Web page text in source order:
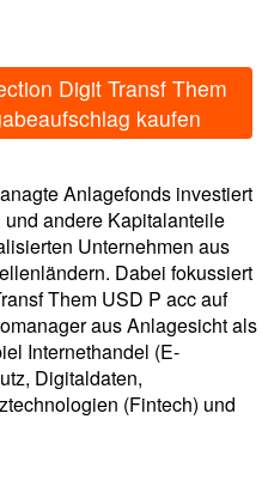
Digit Transf Them
kaufen
Anlagefonds investiert
andere Kapitalanteile
Unternehmen aus
Dabei fokussiert
Them USD P acc auf
aus Anlagesicht als
Internethandel (E-
Digitaldaten,
(Fintech) und